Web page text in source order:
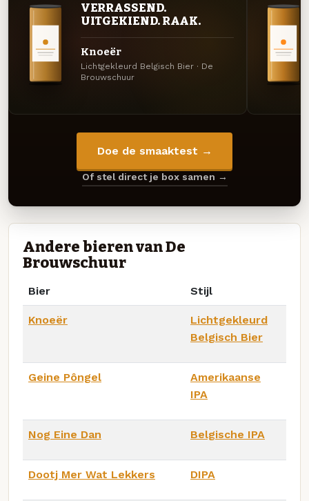
VERRASSEND.
UITGEKIEND. RAAK.
Knoeër
Lichtgekleurd Belgisch Bier · De
Brouwschuur
Doe de smaaktest →
Of stel direct je box samen →
Andere bieren van De
Brouwschuur
Bier Stijl
Knoeër
Lichtgekleurd
Belgisch Bier
Geine Pôngel
Amerikaanse
IPA
Nog Eine Dan Belgische IPA
Dootj Mer Wat Lekkers DIPA